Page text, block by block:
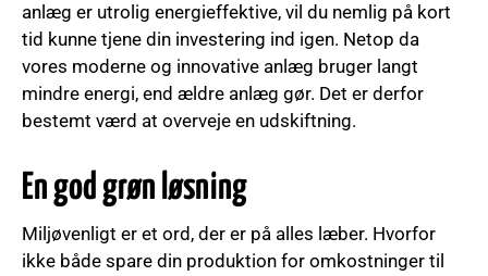
anlæg er utrolig energieffektive, vil du nemlig på kort
tid kunne tjene din investering ind igen. Netop da
vores moderne og innovative anlæg bruger langt
mindre energi, end ældre anlæg gør. Det er derfor
bestemt værd at overveje en udskiftning.
En god grøn løsning
Miljøvenligt er et ord, der er på alles læber. Hvorfor
ikke både spare din produktion for omkostninger til